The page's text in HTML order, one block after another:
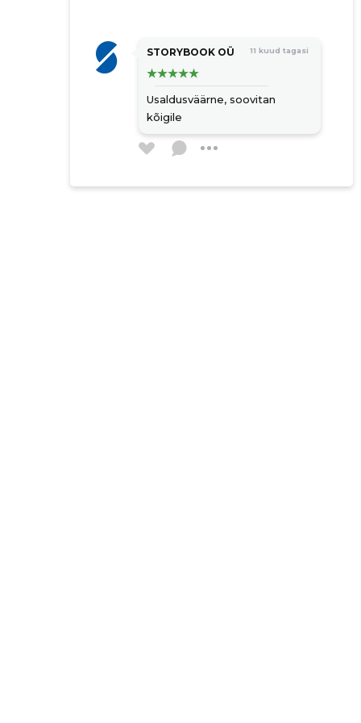
põrandaküte
radiaatorküte
kütteautomaatika
küttevõrkude läbipesu
akupaagid
filtrisüsteemide remont
STORYBOOK OÜ 11 kuud tagasi
Usaldusväärne, soovitan
kõigile